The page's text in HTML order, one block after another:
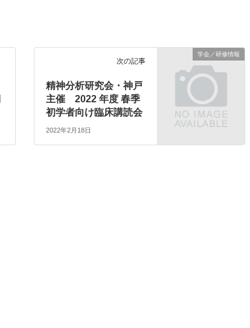
学会／研修情報
次の記事
精神分析研究会・神戸
主催 2022 年度 春季
初学者向け臨床講読会
2022年2月18日